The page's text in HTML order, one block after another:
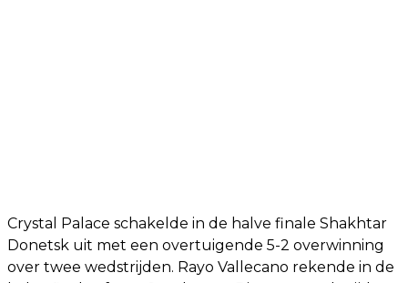
Crystal Palace schakelde in de halve finale Shakhtar
Donetsk uit met een overtuigende 5-2 overwinning
over twee wedstrijden. Rayo Vallecano rekende in de